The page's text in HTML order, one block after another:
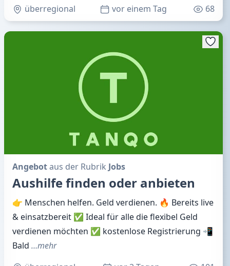
überregional
vor einem Tag 68
Angebotaus der Rubrik Jobs
Aushilfe finden oder anbieten
👉 Menschen helfen. Geld verdienen. 🔥 Bereits live
& einsatzbereit ✅ Ideal für alle die flexibel Geld
verdienen möchten ✅ kostenlose Registrierung 📲
Bald …mehr